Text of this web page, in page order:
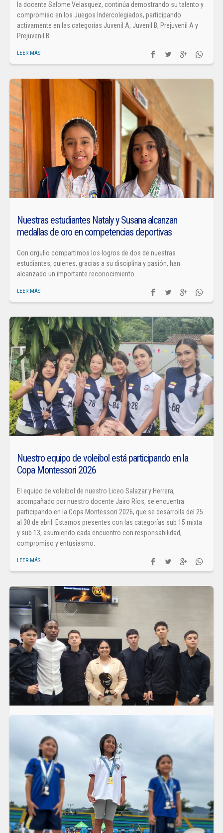
la docente Salome Velasquez, continúa demostrando su talento y
compromiso en los Juegos Indercolegiados, participando
activamente en las categorías Juvenil A, Juvenil B, Prejuvenil A y
Prejuvenil B.
LEER MÁS
Nuestras estudiantes Nataly y Susana alcanzan
medallas de oro en competencias deportivas
Con orgullo compartimos los logros de dos de nuestras
estudiantes, quienes, gracias a su disciplina y pasión, han
alcanzado un importante reconocimiento.
LEER MÁS
Nuestro equipo de voleibol está participando en la
Copa Montessori 2026
El equipo de voleibol de nuestro Liceo Salazar y Herrera,
acompañado por nuestro docente Jairo Ríos, se encuentra
participando en la Copa Montessori 2026, que se desarrolla del 25
al 30 de abril. Estamos presentes con las categorías sub 15 mixta
y sub 13, asumiendo cada encuentro con responsabilidad,
compromiso y entusiasmo.
LEER MÁS
Campeones en la noche de los mejores de la
temporada 2025
El pasado 26 de marzo, nuestro equipo de baloncesto U174 fue
condecorado como campeón en La Noche de los Mejores 2025,
bajo la dirección de la docente Salomé Velásquez.
LEER MÁS